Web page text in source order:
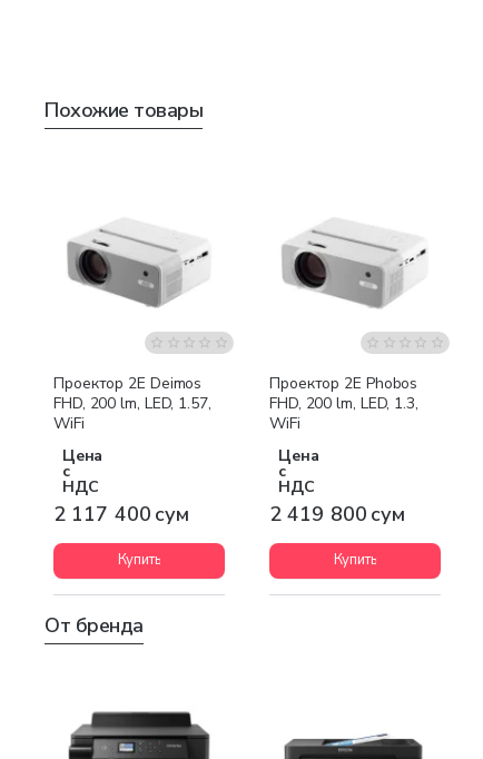
Похожие товары
Бесплатная доставка
Проектор 2E Deimos
FHD, 200 lm, LED, 1.57,
WiFi
Цена
с
НДС
2 117 400 сум
Купить
Бесплатная доставка
Проектор 2E Phobos
FHD, 200 lm, LED, 1.3,
WiFi
Цена
с
НДС
2 419 800 сум
Купить
От бренда